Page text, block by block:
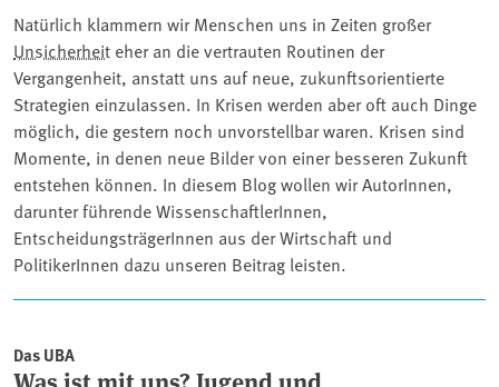
Natürlich klammern wir Menschen uns in Zeiten großer
Unsicherheit eher an die vertrauten Routinen der
Vergangenheit, anstatt uns auf neue, zukunftsorientierte
Strategien einzulassen. In Krisen werden aber oft auch Dinge
möglich, die gestern noch unvorstellbar waren. Krisen sind
Momente, in denen neue Bilder von einer besseren Zukunft
entstehen können. In diesem Blog wollen wir AutorInnen,
darunter führende WissenschaftlerInnen,
EntscheidungsträgerInnen aus der Wirtschaft und
PolitikerInnen dazu unseren Beitrag leisten.
Artikel
Das UBA